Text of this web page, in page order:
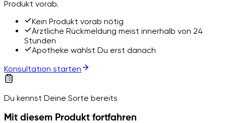
Produkt vorab.
Kein Produkt vorab nötig
Ärztliche Rückmeldung meist innerhalb von 24
Stunden
Apotheke wählst Du erst danach
Konsultation starten
Du kennst Deine Sorte bereits
Mit diesem Produkt fortfahren